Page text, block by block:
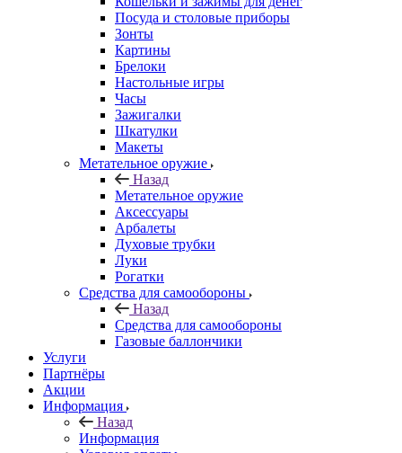
Посуда и столовые приборы
Зонты
Картины
Брелоки
Настольные игры
Часы
Зажигалки
Шкатулки
Макеты
Метательное оружие
Назад
Метательное оружие
Аксессуары
Арбалеты
Духовые трубки
Луки
Рогатки
Средства для самообороны
Назад
Средства для самообороны
Газовые баллончики
Услуги
Партнёры
Акции
Информация
Назад
Информация